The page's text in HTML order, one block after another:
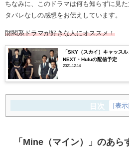
ちなみに、このドラマは何も知らずに見
タバレなしの感想をお伝えしています。
財閥系ドラマが好きな人にオススメ！
「SKY（スカイ）キャッス
NEXT・Huluの配信予定
2021.12.14
目次 [表示]
「Mine（マイン）」のあら